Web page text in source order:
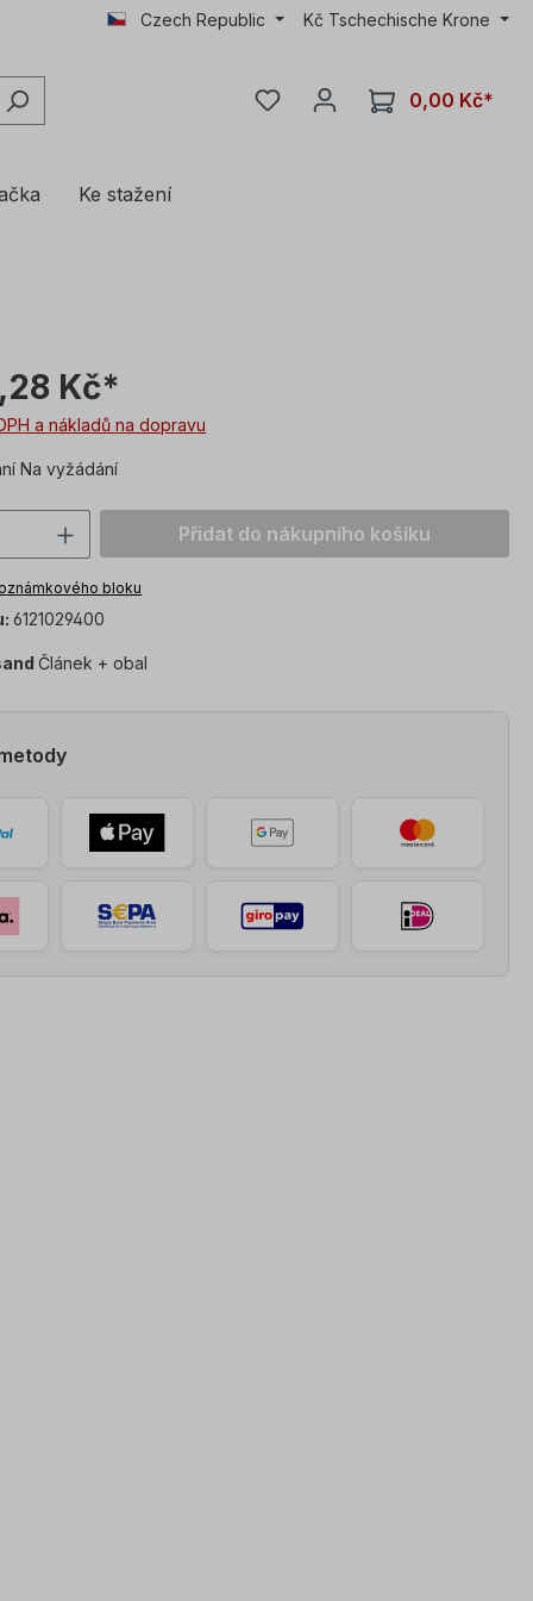
Czech Republic Kč Tschechische Krone
0,00 Kč*
Ke stažení
Kč*
a nákladů na dopravu
Na vyžádání
produktu: Zadejte požadovanou
Přidat do nákupního košíku
bloku
6121029400
Článek + obal